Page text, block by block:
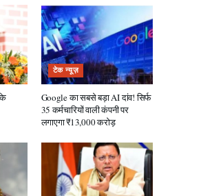
के
टेक न्यूज़
Google का सबसे बड़ा AI दांव! सिर्फ
35 कर्मचारियों वाली कंपनी पर
लगाएगा ₹13,000 करोड़